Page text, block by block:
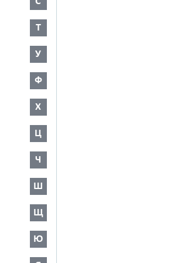
Т
У
Ф
Х
Ц
Ч
Ш
Щ
Ю